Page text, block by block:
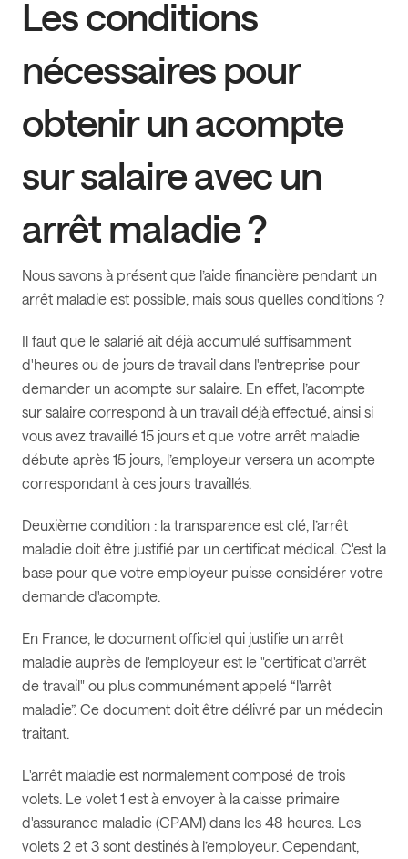
Les conditions
nécessaires pour
obtenir un acompte
sur salaire avec un
arrêt maladie ?
Nous savons à présent que l’aide financière pendant un
arrêt maladie est possible, mais sous quelles conditions ?
Il faut que le salarié ait déjà accumulé suffisamment
d'heures ou de jours de travail dans l'entreprise pour
demander un acompte sur salaire. En effet, l’acompte
sur salaire correspond à un travail déjà effectué, ainsi si
vous avez travaillé 15 jours et que votre arrêt maladie
débute après 15 jours, l’employeur versera un acompte
correspondant à ces jours travaillés.
Deuxième condition : la transparence est clé, l’arrêt
maladie doit être justifié par un certificat médical. C'est la
base pour que votre employeur puisse considérer votre
demande d'acompte.
En France, le document officiel qui justifie un arrêt
maladie auprès de l'employeur est le "certificat d'arrêt
de travail" ou plus communément appelé “l'arrêt
maladie”. Ce document doit être délivré par un médecin
traitant.
L'arrêt maladie est normalement composé de trois
volets. Le volet 1 est à envoyer à la caisse primaire
d'assurance maladie (CPAM) dans les 48 heures. Les
volets 2 et 3 sont destinés à l’employeur. Cependant,